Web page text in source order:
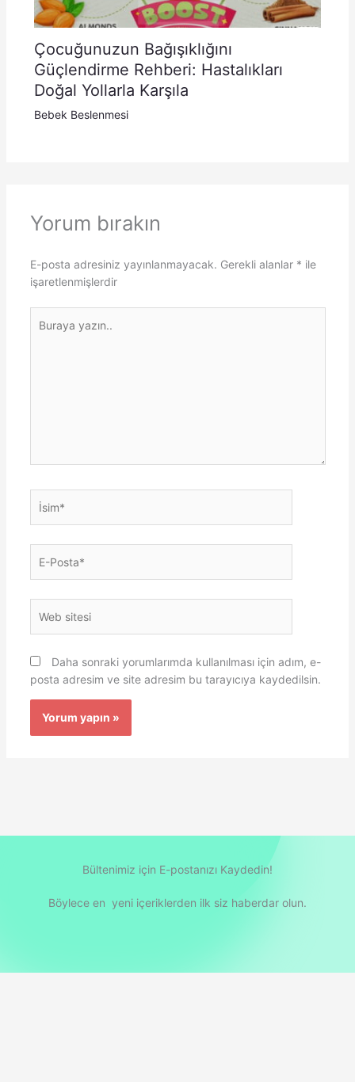
Çocuğunuzun Bağışıklığını
Güçlendirme Rehberi: Hastalıkları
Doğal Yollarla Karşıla
Bebek Beslenmesi
Yorum bırakın
E-posta adresiniz yayınlanmayacak. Gerekli alanlar * ile
işaretlenmişlerdir
yazın..
Posta*
sitesi
Daha sonraki yorumlarımda kullanılması için adım, e-
posta adresim ve site adresim bu tarayıcıya kaydedilsin.
Bültenimiz için E-postanızı Kaydedin!
Böylece en yeni içeriklerden ilk siz haberdar olun.